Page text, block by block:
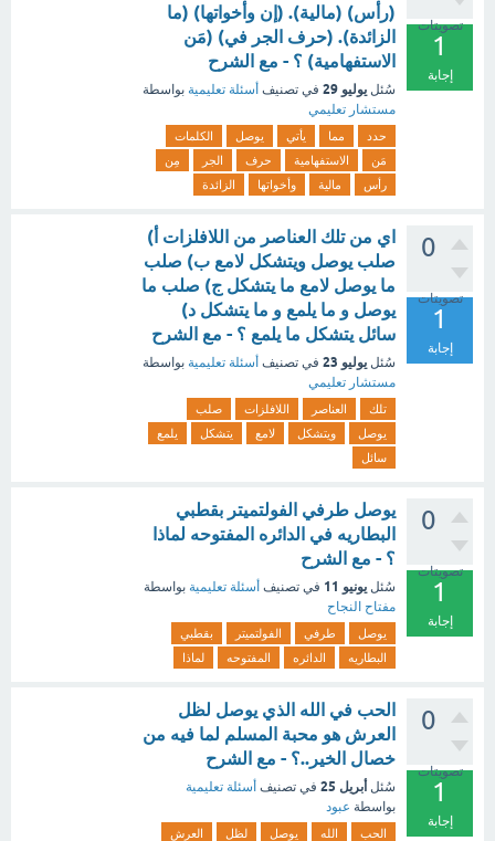
تصويتات
1
إجابة
(رأس) (مالية). (إن وأخواتها) (ما
الزائدة). (حرف الجر في) (مَن
الاستفهامية) ؟ - مع الشرح
سُئل يوليو 29 في تصنيف أسئلة تعليمية بواسطة
مستشار تعليمي
حدد مما يأتي يوصل
الكلمات
مَن
الاستفهامية حرف الجر
مِن
رأس
مالية وأخواتها الزائدة
0
تصويتات
1
إجابة
اي من تلك العناصر من اللافلزات أ)
صلب يوصل ويتشكل لامع ب) صلب
ما يوصل لامع ما يتشكل ج) صلب ما
يوصل و ما يلمع و ما يتشكل د)
سائل يتشكل ما يلمع ؟ - مع الشرح
سُئل يوليو 23 في تصنيف أسئلة تعليمية بواسطة
مستشار تعليمي
تلك العناصر اللافلزات
صلب
يوصل
ويتشكل لامع يتشكل
يلمع
سائل
0
تصويتات
1
إجابة
يوصل طرفي الفولتميتر بقطبي
البطاريه في الدائره المفتوحه لماذا
؟ - مع الشرح
سُئل يونيو 11 في تصنيف أسئلة تعليمية بواسطة
مفتاح النجاح
يوصل طرفي الفولتميتر
بقطبي
البطاريه
الدائره المفتوحه لماذا
0
تصويتات
1
إجابة
الحب في الله الذي يوصل لظل
العرش هو محبة المسلم لما فيه من
خصال الخير..؟ - مع الشرح
سُئل أبريل 25 في تصنيف أسئلة تعليمية
بواسطة عبود
الحب الله يوصل لظل
العرش